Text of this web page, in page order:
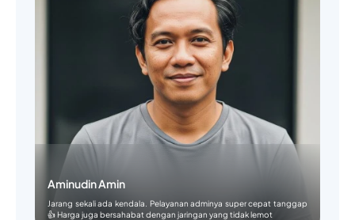
Aminudin Amin
Jarang sekali ada kendala. Pelayanan adminya super cepat tanggap
👍 Harga juga bersahabat dengan jaringan yang tidak lemot